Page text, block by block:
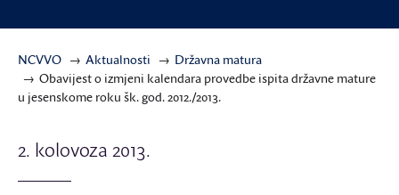
NCVVO Aktualnosti
Državna matura
Obavijest o izmjeni kalendara provedbe ispita državne mature
u jesenskome roku šk. god. 2012./2013.
2. kolovoza 2013.